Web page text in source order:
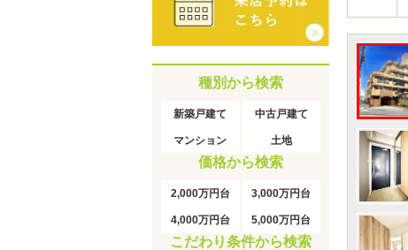
種別から検索
新築戸建て 中古戸建て
マンション 土地
価格から検索
2,000万円台 3,000万円台
4,000万円台 5,000万円台
こだわり条件から検索